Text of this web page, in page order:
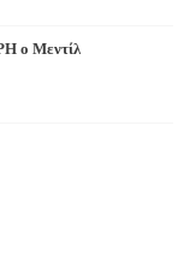
ο Μεντίλ